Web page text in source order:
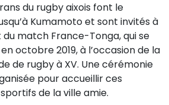
du rugby aixois font le
Kumamoto et sont invités à
match France-Tonga, qui se
octobre 2019, à l’occasion de la
de rugby à XV. Une cérémonie
pour accueillir ces
de la ville amie.